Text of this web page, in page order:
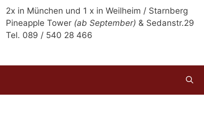
2x in München und 1 x in Weilheim / Starnberg
Pineapple Tower (ab September) & Sedanstr.29
Tel. 089 / 540 28 466